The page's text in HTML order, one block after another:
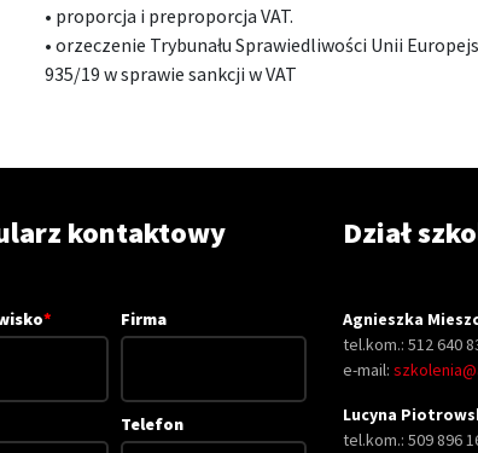
• proporcja i preproporcja VAT.
• orzeczenie Trybunału Sprawiedliwości Unii
935/19 w sprawie sankcji w VAT
kontaktowy
* Firma
Telefon
Dział
Agnieszka
tel.kom.: 512 640
e-mail:
Lucyna
tel.kom.: 509 896